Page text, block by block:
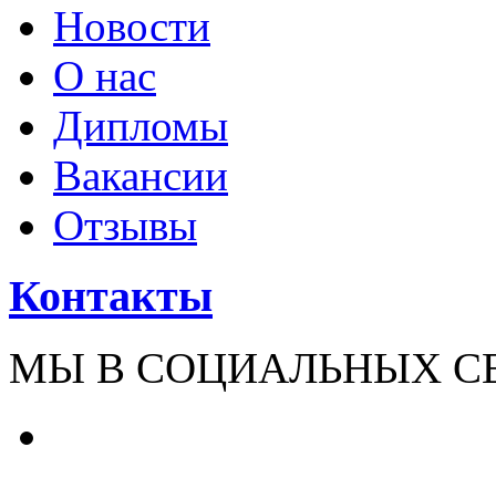
Новости
О нас
Дипломы
Вакансии
Отзывы
Контакты
МЫ В СОЦИАЛЬНЫХ